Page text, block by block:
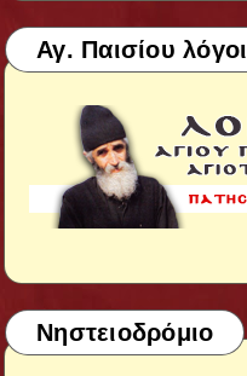
Αγ. Παισίου λόγοι
Νηστειοδρόμιο